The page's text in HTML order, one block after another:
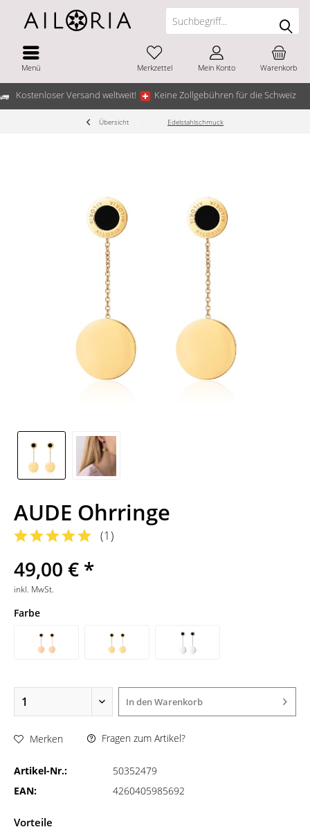
Kostenloser Versand weltweit! Keine Zollgebühren für die Schweiz
Menü Warenkorb
Merkzettel Mein Konto
Übersicht Edelstahlschmuck
AUDE Ohrringe
(1)
49,00 € *
inkl. MwSt.
Farbe
In denWarenkorb
Merken Fragen zum Artikel?
Artikel-Nr.:
50352479
EAN:
4260405985692
Vorteile